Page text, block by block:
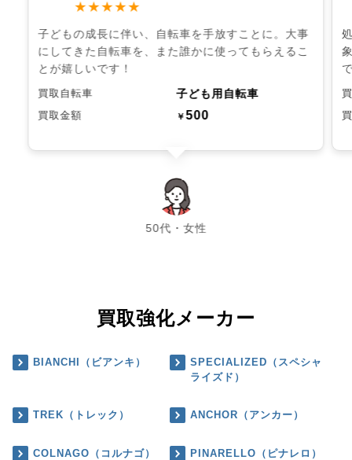
★★★★★
子どもの成長に伴い、自転車を手放すことに。大事
にしてきた自転車を、また誰かに使ってもらえるこ
とが嬉しいです！
買取自転車 子ども用自転車
買取金額 ￥500
50代・女性
chevron_left chevron_right
買取強化メーカー
BIANCHI（ビアンキ）
SPECIALIZED（スペシャ
ライズド）
TREK（トレック） ANCHOR（アンカー）
COLNAGO（コルナゴ） PINARELLO（ピナレロ）